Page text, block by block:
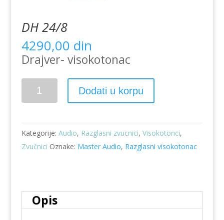
DH 24/8
4290,00 din
Drajver- visokotonac
DH
24/8
Dodati u korpu
Kategorije: Audio, Razglasni zvucnici, Visokotonci,
Zvučnici Oznake: Master Audio, Razglasni visokotonac
Opis